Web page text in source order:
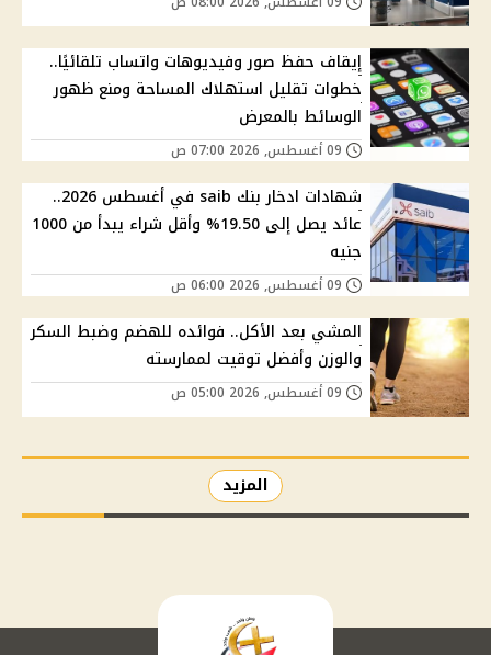
إيقاف حفظ صور وفيديوهات واتساب تلقائيًا..
خطوات تقليل استهلاك المساحة ومنع ظهور
الوسائط بالمعرض
شهادات ادخار بنك saib في أغسطس 2026..
عائد يصل إلى 19.50% وأقل شراء يبدأ من 1000
جنيه
المشي بعد الأكل.. فوائده للهضم وضبط السكر
والوزن وأفضل توقيت لممارسته
المزيد